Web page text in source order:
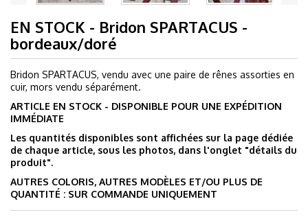
EN STOCK - Bridon SPARTACUS -
bordeaux/doré
Bridon SPARTACUS, vendu avec une paire de rênes assorties en
cuir, mors vendu séparément.
ARTICLE EN STOCK - DISPONIBLE POUR UNE EXPÉDITION
IMMÉDIATE
Les quantités disponibles sont affichées sur la page dédiée
de chaque article, sous les photos, dans l'onglet "détails du
produit".
AUTRES COLORIS, AUTRES MODÈLES ET/OU PLUS DE
QUANTITÉ : SUR COMMANDE UNIQUEMENT